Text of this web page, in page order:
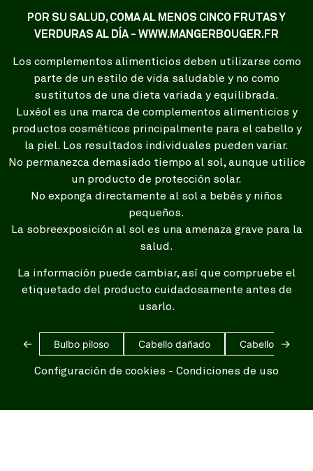
POR SU SALUD, COMA AL MENOS CINCO FRUTAS Y
VERDURAS AL DÍA - WWW.MANGERBOUGER.FR
Los complementos alimenticios deben utilizarse como
parte de un estilo de vida saludable y no como
sustitutos de una dieta variada y equilibrada.
Luxéol es una marca de complementos alimenticios y
productos cosméticos principalmente para el cabello y
la piel. Los resultados individuales pueden variar.
No permanezca demasiado tiempo al sol, aunque utilice
un producto de protección solar.
No exponga directamente al sol a bebés y niños
pequeños.
La sobreexposición al sol es una amenaza grave para la
salud.
La información puede cambiar, así que compruebe el
etiquetado del producto cuidadosamente antes de
usarlo.
← Bulbo piloso Cabello dañado Cabello blanco
→
Configuración de cookies - Condiciones de uso